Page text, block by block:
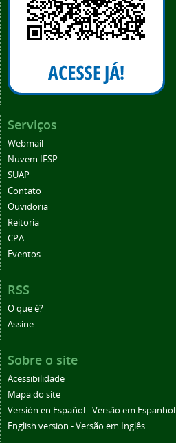
Serviços
Webmail
Nuvem IFSP
SUAP
Contato
Ouvidoria
Reitoria
CPA
Eventos
RSS
O que é?
Assine
Sobre o site
Acessibilidade
Mapa do site
Versión en Español - Versão em Espanhol
English version - Versão em Inglês